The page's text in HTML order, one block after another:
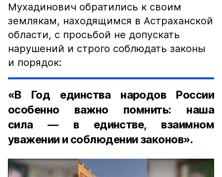
Мухадинович обратились к своим
землякам, находящимся в Астраханской
области, с просьбой не допускать
нарушений и строго соблюдать законы
и порядок:
«В Год единства народов России
особенно важно помнить: наша
сила — в единстве, взаимном
уважении и соблюдении законов».